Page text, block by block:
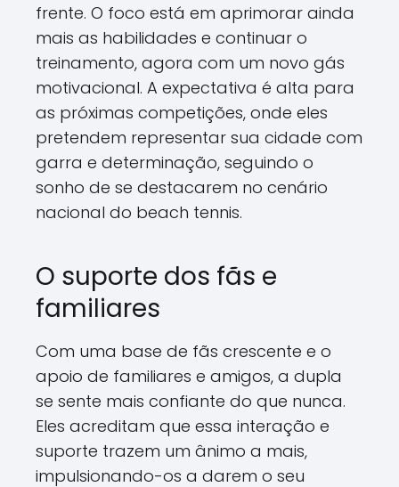
frente. O foco está em aprimorar ainda
mais as habilidades e continuar o
treinamento, agora com um novo gás
motivacional. A expectativa é alta para
as próximas competições, onde eles
pretendem representar sua cidade com
garra e determinação, seguindo o
sonho de se destacarem no cenário
nacional do beach tennis.
O suporte dos fãs e
familiares
Com uma base de fãs crescente e o
apoio de familiares e amigos, a dupla
se sente mais confiante do que nunca.
Eles acreditam que essa interação e
suporte trazem um ânimo a mais,
impulsionando-os a darem o seu